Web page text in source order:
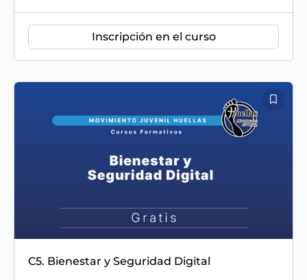
Inscripción en el curso
C5. Bienestar y Seguridad Digital